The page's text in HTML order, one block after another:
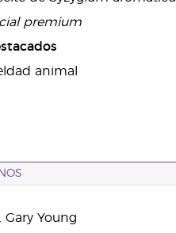
premium
animal
Gary Young